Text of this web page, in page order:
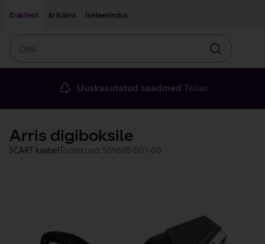
Eraklient
Äriklient Iseteenindus
Otsin
Uuskasutatud seadmed Telias
Arris digiboksile
SCART kaabel Tootekood: 589698-001-00